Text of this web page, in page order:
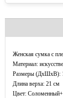
Женская сумка с
Материал:
Размеры (ДxШхВ):
Длина верха: 21 см
Цвет: